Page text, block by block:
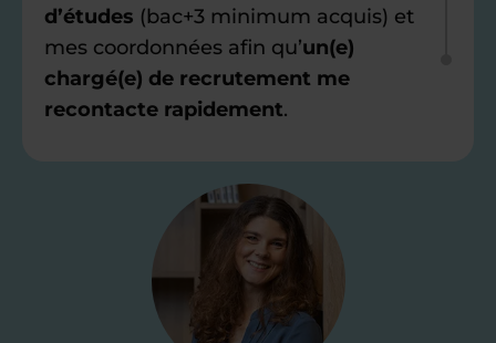
d’études (bac+3 minimum acquis) et
mes coordonnées afin qu’un(e)
chargé(e) de recrutement me
recontacte rapidement.
Je valide ma
candidature